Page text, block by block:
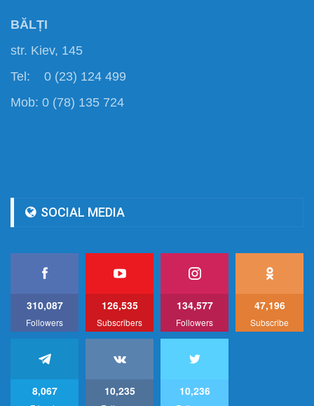
BĂLȚI
str. Kiev, 145
Tel: 0 (23) 124 499
Mob: 0 (78) 135 724
SOCIAL MEDIA
310,087
Followers
126,535
Subscribers
134,577
Followers
47,196
Subscribe
8,067 10,235 10,236